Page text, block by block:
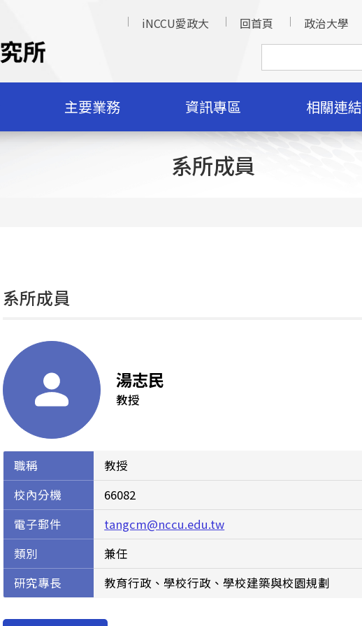
iNCCU愛政大
回首頁 政治大學
主要業務 資訊專區 相關連結
系所成員
系所成員
湯志民
教授
職稱
教授
校內分機
66082
電子郵件
tangcm@nccu.edu.tw
類別
兼任
研究專長
教育行政、學校行政、學校建築與校園規劃